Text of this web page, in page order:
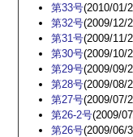
第33号(2010/01/
第32号(2009/12/
第31号(2009/11/
第30号(2009/10/
第29号(2009/09/
第28号(2009/08/
第27号(2009/07/
第26-2号(2009/
第26号(2009/06/